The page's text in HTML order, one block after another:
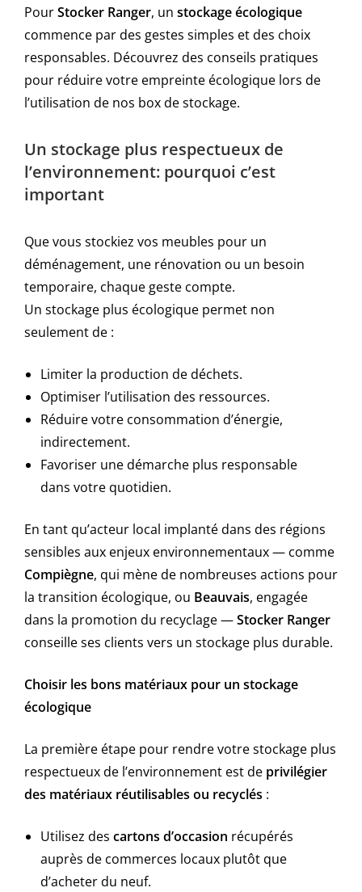
PourStocker Ranger, un stockage écologique
commence par des gestes simples et des choix
responsables. Découvrez des conseils pratiques
pour réduire votre empreinte écologique lors de
l’utilisation de nos box de stockage.
Un stockage plus respectueux de
l’environnement: pourquoi c’est
important
Que vous stockiez vos meubles pour un
déménagement, une rénovation ou un besoin
temporaire, chaque geste compte.
Un stockage plus écologique permet non
seulement de :
Limiter la production de déchets.
Optimiser l’utilisation des ressources.
Réduire votre consommation d’énergie,
indirectement.
Favoriser une démarche plus responsable
dans votre quotidien.
En tant qu’acteur local implanté dans des régions
sensibles aux enjeux environnementaux — comme
Compiègne, qui mène de nombreuses actions pour
la transition écologique, ou Beauvais, engagée
dans la promotion du recyclage —Stocker Ranger
conseille ses clients vers un stockage plus durable.
Choisir les bons matériaux pour un stockage
écologique
La première étape pour rendre votre stockage plus
respectueux de l’environnement est de privilégier
des matériaux réutilisables ou recyclés :
Utilisez des cartons d’occasion récupérés
auprès de commerces locaux plutôt que
d’acheter du neuf.